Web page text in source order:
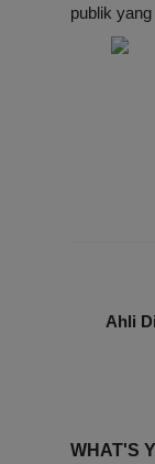
publik
Ahli
WHAT'S